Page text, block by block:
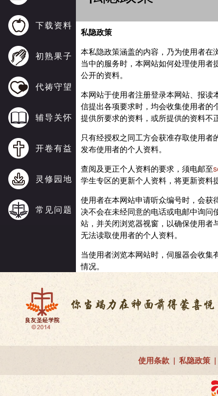
下载资料
初熟果子
代祷守望
辅导关怀
开卷有益
灵修园地
常见问题
私隐政策
本私隐政策涵盖的内容，乃为使用者在
当中的服务时，本网站如何处理使用
公开的资料。
本网站于使用者注册登录本网站、报
信提出各项要求时，均会收集使用者
提供所要求的资料，或所提供的资料
只有经授权之同工方会获准存取使用
发布使用者的个人资料。
查阅及更正个人资料的要求，须电邮至
学生专区的更新个人资料，将更新资料
使用者在本网站申请听众编号时，会
决不会在未经同意的电话或电邮中询
站，并关闭浏览器视窗，以确保使用
无法读取使用者的个人资料。
当使用者浏览本网站时，伺服器会收
情况。
使用条款 | 私隐政策